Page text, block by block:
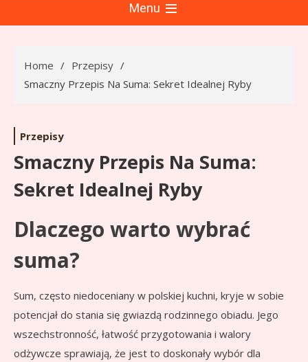
Menu
Home
Przepisy
Smaczny Przepis Na Suma: Sekret Idealnej Ryby
Przepisy
Smaczny Przepis Na Suma:
Sekret Idealnej Ryby
Dlaczego warto wybrać
suma?
Sum, często niedoceniany w polskiej kuchni, kryje w sobie
potencjał do stania się gwiazdą rodzinnego obiadu. Jego
wszechstronność, łatwość przygotowania i walory
odżywcze sprawiają, że jest to doskonały wybór dla